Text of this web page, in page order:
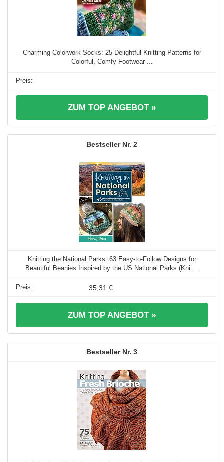
Charming Colorwork Socks: 25 Delightful Knitting Patterns for
Colorful, Comfy Footwear ...
ZUM TOP ANGEBOT »
2
Knitting the National Parks: 63 Easy-to-Follow Designs for
Beautiful Beanies Inspired by the US National Parks (Kni ...
35,31 €
ZUM TOP ANGEBOT »
3